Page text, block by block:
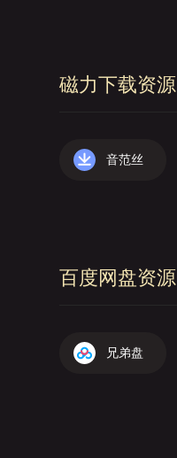
磁力下载资源
音范丝
百度网盘资源
兄弟盘